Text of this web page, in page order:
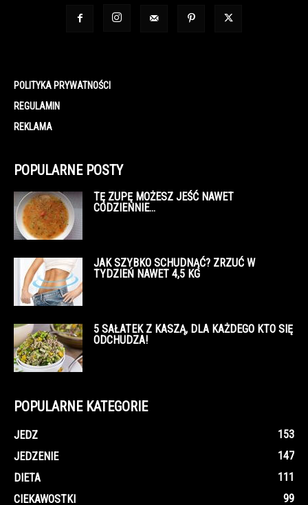
POLITYKA PRYWATNOŚCI
REGULAMIN
REKLAMA
POPULARNE POSTY
TĘ ZUPĘ MOŻESZ JEŚĆ NAWET
CODZIENNIE…
JAK SZYBKO SCHUDNĄĆ? ZRZUĆ W
TYDZIEŃ NAWET 4,5 KG
5 SAŁATEK Z KASZĄ, DLA KAŻDEGO KTO SIĘ
ODCHUDZA!
POPULARNE KATEGORIE
JEDZ
153
JEDZENIE
147
DIETA
111
CIEKAWOSTKI
99